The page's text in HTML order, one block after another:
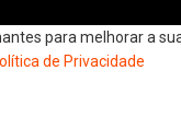
para melhorar a
de Privacidade